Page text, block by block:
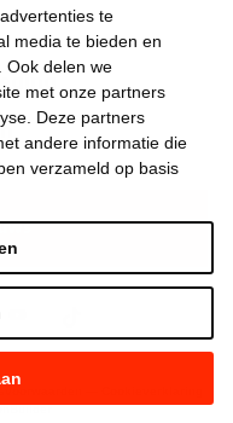
te
media te bieden en
Ook delen we
met onze partners
Deze partners
andere informatie die
verzameld op basis